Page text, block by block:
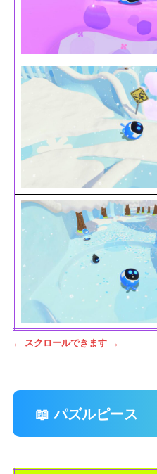
← スクロールできます →
📖 パズルピース